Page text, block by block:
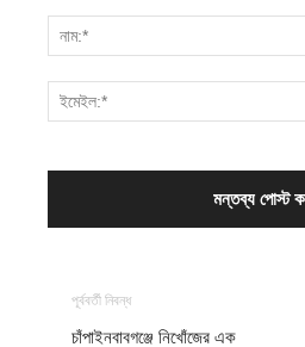
পূর্ববর্তী নিবন্ধ
চাঁপাইনবাবগঞ্জে নিখোঁজের এক